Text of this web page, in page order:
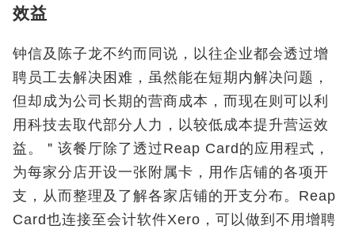
效益
钟信及陈子龙不约而同说，以往企业都会透过增
聘员工去解决困难，虽然能在短期内解决问题，
但却成为公司长期的营商成本，而现在则可以利
用科技去取代部分人力，以较低成本提升营运效
益。＂该餐厅除了透过Reap Card的应用程式，
为每家分店开设一张附属卡，用作店铺的各项开
支，从而整理及了解各家店铺的开支分布。Reap
Card也连接至会计软件Xero，可以做到不用增聘